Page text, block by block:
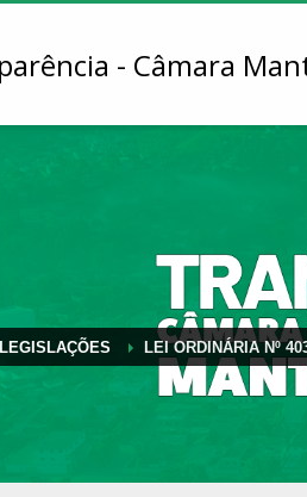
LEGISLAÇÕES LEI ORDINÁRIA Nº